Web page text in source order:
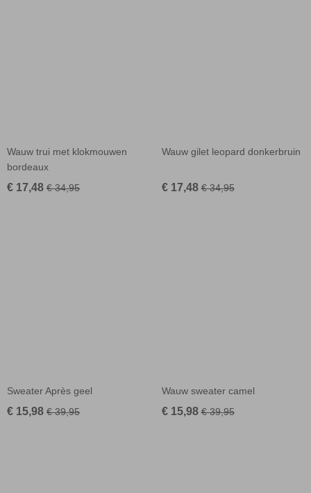
Wauw trui met klokmouwen
bordeaux
€ 17,48 € 34,95
Wauw gilet leopard donkerbruin
€ 17,48 € 34,95
Sweater Après geel
€ 15,98 € 39,95
Wauw sweater camel
€ 15,98 € 39,95